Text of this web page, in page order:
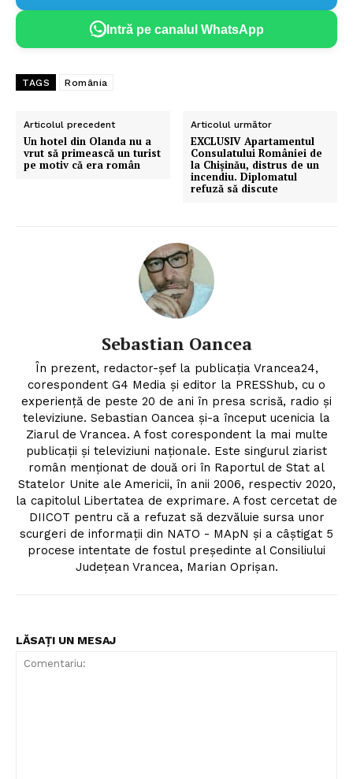
Un proiect
PRESShub
Intră pe canalul WhatsApp
TAGS România
Articolul precedent
Un hotel din Olanda nu a
vrut să primească un turist
pe motiv că era român
Articolul următor
EXCLUSIV Apartamentul
Consulatului României de
la Chișinău, distrus de un
incendiu. Diplomatul
refuză să discute
Sebastian Oancea
În prezent, redactor-șef la publicația Vrancea24,
corespondent G4 Media și editor la PRESShub, cu o
experiență de peste 20 de ani în presa scrisă, radio și
televiziune. Sebastian Oancea și-a început ucenicia la
Ziarul de Vrancea. A fost corespondent la mai multe
publicații și televiziuni naționale. Este singurul ziarist
român menționat de două ori în Raportul de Stat al
Statelor Unite ale Americii, în anii 2006, respectiv 2020,
la capitolul Libertatea de exprimare. A fost cercetat de
DIICOT pentru că a refuzat să dezvăluie sursa unor
scurgeri de informații din NATO - MApN și a câștigat 5
procese intentate de fostul președinte al Consiliului
Județean Vrancea, Marian Oprișan.
LĂSAȚI UN MESAJ